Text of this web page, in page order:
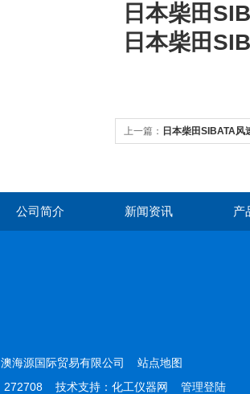
日本柴田
日本柴田
上一篇： 日本柴田SIBATA风
公司简介 新闻资讯 产
海源国际贸易有限公司 站点地图
技术支持： 化工仪器网 管理登陆